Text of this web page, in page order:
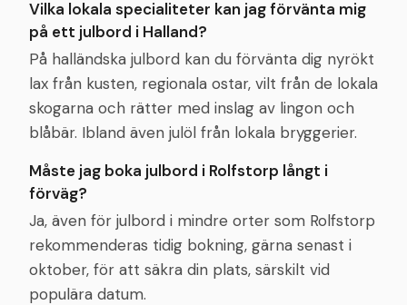
Vilka lokala specialiteter kan jag förvänta mig
på ett julbord i Halland?
På halländska julbord kan du förvänta dig nyrökt
lax från kusten, regionala ostar, vilt från de lokala
skogarna och rätter med inslag av lingon och
blåbär. Ibland även julöl från lokala bryggerier.
Måste jag boka julbord i Rolfstorp långt i
förväg?
Ja, även för julbord i mindre orter som Rolfstorp
rekommenderas tidig bokning, gärna senast i
oktober, för att säkra din plats, särskilt vid
populära datum.